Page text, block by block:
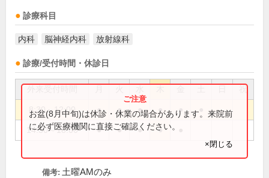
診療科目
内科 脳神経内科 放射線科
診療/受付時間・休診日
祝
8:30～12:00 ● ● ● ● ●
14:30～18:00 ● ● ● ●
お盆(8月中旬)は休診・休業の場合があります。来院前
に必ず医療機関に直接ご確認ください。
×閉じる
備考: 土曜AMのみ